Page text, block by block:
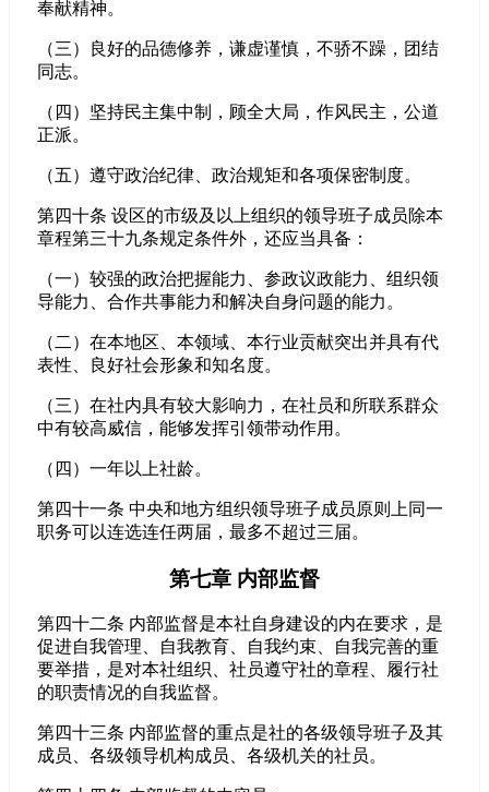
奉献精神。
（三）良好的品德修养，谦虚谨慎，不骄不躁，团结
同志。
（四）坚持民主集中制，顾全大局，作风民主，公道
正派。
（五）遵守政治纪律、政治规矩和各项保密制度。
第四十条 设区的市级及以上组织的领导班子成员除本
章程第三十九条规定条件外，还应当具备：
（一）较强的政治把握能力、参政议政能力、组织领
导能力、合作共事能力和解决自身问题的能力。
（二）在本地区、本领域、本行业贡献突出并具有代
表性、良好社会形象和知名度。
（三）在社内具有较大影响力，在社员和所联系群众
中有较高威信，能够发挥引领带动作用。
（四）一年以上社龄。
第四十一条 中央和地方组织领导班子成员原则上同一
职务可以连选连任两届，最多不超过三届。
第七章 内部监督
第四十二条 内部监督是本社自身建设的内在要求，是
促进自我管理、自我教育、自我约束、自我完善的重
要举措，是对本社组织、社员遵守社的章程、履行社
的职责情况的自我监督。
第四十三条 内部监督的重点是社的各级领导班子及其
成员、各级领导机构成员、各级机关的社员。